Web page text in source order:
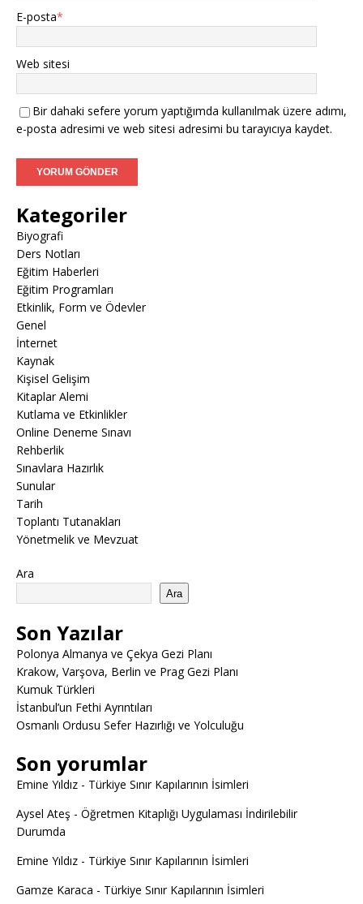
E-posta*
Web sitesi
Bir dahaki sefere yorum yaptığımda kullanılmak üzere adımı,
e-posta adresimi ve web sitesi adresimi bu tarayıcıya kaydet.
Kategoriler
Biyografi
Ders Notları
Eğitim Haberleri
Eğitim Programları
Etkinlik, Form ve Ödevler
Genel
İnternet
Kaynak
Kişisel Gelişim
Kitaplar Alemi
Kutlama ve Etkinlikler
Online Deneme Sınavı
Rehberlik
Sınavlara Hazırlık
Sunular
Tarih
Toplantı Tutanakları
Yönetmelik ve Mevzuat
Ara
Ara
Son Yazılar
Polonya Almanya ve Çekya Gezi Planı
Krakow, Varşova, Berlin ve Prag Gezi Planı
Kumuk Türkleri
İstanbul’un Fethi Ayrıntıları
Osmanlı Ordusu Sefer Hazırlığı ve Yolculuğu
Son yorumlar
Emine Yıldız - Türkiye Sınır Kapılarının İsimleri
Aysel Ateş - Öğretmen Kitaplığı Uygulaması İndirilebilir
Durumda
Emine Yıldız - Türkiye Sınır Kapılarının İsimleri
Gamze Karaca - Türkiye Sınır Kapılarının İsimleri